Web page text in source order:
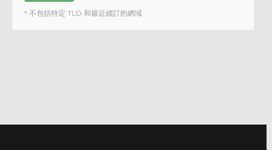
* 不包括特定 TLD 和最近續訂的網域